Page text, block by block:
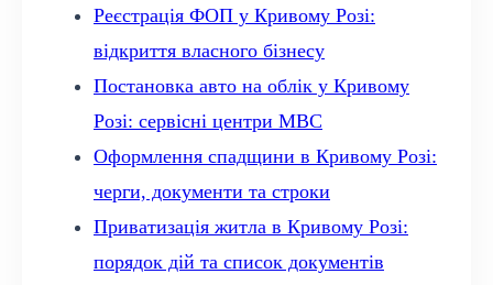
Реєстрація ФОП у Кривому Розі:
відкриття власного бізнесу
Постановка авто на облік у Кривому
Розі: сервісні центри МВС
Оформлення спадщини в Кривому Розі:
черги, документи та строки
Приватизація житла в Кривому Розі:
порядок дій та список документів